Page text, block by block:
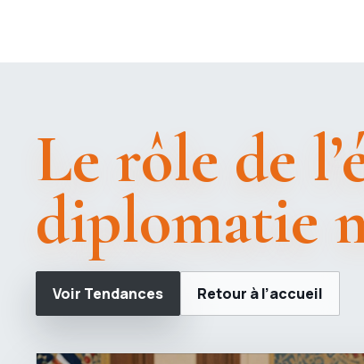
Le rôle de
diplomatie
Voir Tendances Retour à l’accueil